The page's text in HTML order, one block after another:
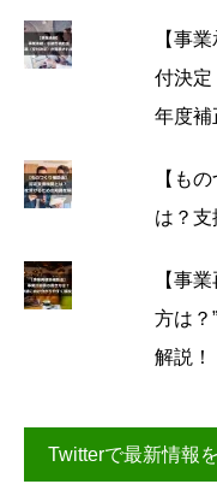
【事
付決定
年度補
【も
は？支
【事
方は？
解説！
Twitterで最新情報